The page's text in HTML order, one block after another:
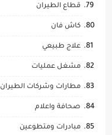
قطاع الطيران
كاش فان
علاج طبيعي
مشغل عمليات
مطارات وشركات الطيران
صحافة واعلام
مبادرات ومتطوعين